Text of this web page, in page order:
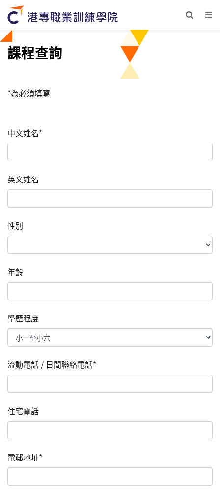
課程查詢
*為必須填寫
中文姓名*
英文姓名
性別
年齡
學歷程度
流動電話 / 日間聯絡電話*
住宅電話
電郵地址*